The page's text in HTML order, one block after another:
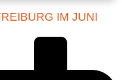
IM JUNI